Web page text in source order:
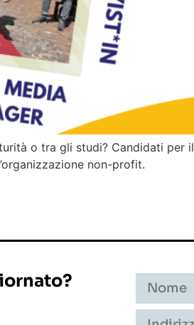
o tra gli studi? Candidati per il
non-profit.